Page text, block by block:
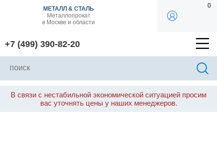
МЕТАЛЛ & СТАЛЬ
Металлопрокат
в Москве и области
+7 (499) 390-82-20
0
В связи с нестабильной экономической ситуацией просим
вас уточнять цены у наших менеджеров.